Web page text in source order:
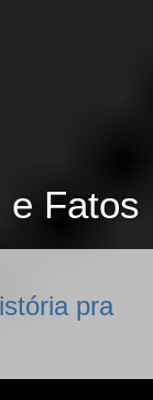
e Fatos
pra